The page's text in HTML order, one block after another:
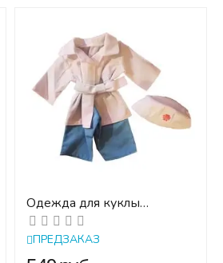
Одежда для куклы
ДОКТОР
ПРЕДЗАКАЗ